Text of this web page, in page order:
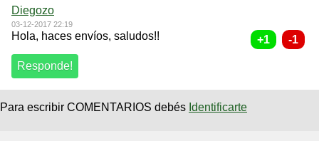
Diegozo
03-12-2017 22:19
Hola, haces envíos, saludos!!
Para escribir COMENTARIOS debés Identificarte